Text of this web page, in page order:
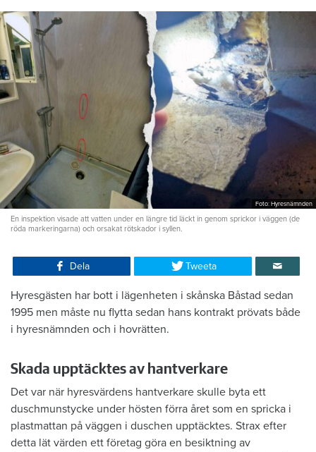
Foto: Hyresnämnden
En inspektion visade att vatten under en längre tid läckt in genom sprickor i väggen (de
röda markeringarna) och orsakat rötskador i syllen.
Dela Tweeta
Hyresgästen har bott i lägenheten i skånska Båstad sedan
1995 men måste nu flytta sedan hans kontrakt prövats både
i hyresnämnden och i hovrätten.
Skada upptäcktes av hantverkare
Det var när hyresvärdens hantverkare skulle byta ett
duschmunstycke under hösten förra året som en spricka i
plastmattan på väggen i duschen upptäcktes. Strax efter
detta lät värden ett företag göra en besiktning av